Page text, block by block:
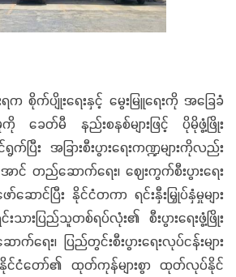
စိုက်ပျိုးရေးနှင့် မွေးမြူရေးကို အခြေခံ
တ်မီ နည်းစနစ်များဖြင့် ပိုမိုဖွံ့ဖြိုး
ြီး အခြားစီးပွားရေးကဏ္ဍများကိုလည်း
င် တည်ဆောက်ရေး၊ ဈေးကွက်စီးပွားရေး
ောင်ပြီး နိုင်ငံတကာ ရင်းနှီးမြှုပ်နှံမှုများ
ားပြည်သူတစ်ရပ်လုံး၏ စီးပွားရေးဖွံ့ဖြိုး
ေး၊ ပြည်တွင်းစီးပွားရေးလုပ်ငန်းများ
င်ငံတော်၏ ထုတ်ကုန်များစွာ ထုတ်လုပ်နိုင်